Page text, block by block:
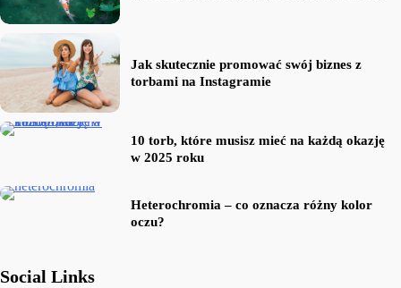
Jak skutecznie promować swój biznes z
torbami na Instagramie
10 torb, które musisz mieć na każdą okazję
w 2025 roku
Heterochromia – co oznacza różny kolor
oczu?
Social Links